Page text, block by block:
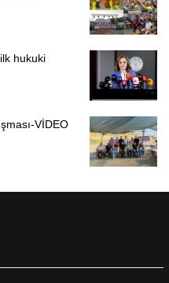
hukuki
VİDEO